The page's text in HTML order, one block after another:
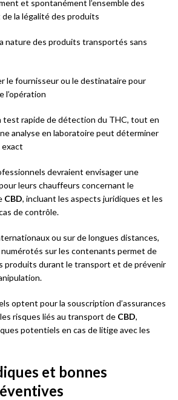
et spontanément l’ensemble des
la légalité des produits
nature des produits transportés sans
le fournisseur ou le destinataire pour
l’opération
test rapide de détection du THC, tout en
analyse en laboratoire peut déterminer
exact
devraient envisager une
leurs chauffeurs concernant le
CBD, incluant les aspects juridiques et les
de contrôle.
ou sur de longues distances,
numérotés sur les contenants permet de
produits durant le transport et de prévenir
optent pour la souscription d’assurances
risques liés au transport de CBD,
potentiels en cas de litige avec les
et bonnes